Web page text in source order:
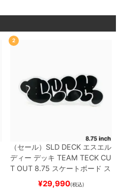
2
（セール） SLD DECK エスエル
ディー デッキ TEAM TECK CU
T OUT 8.75 スケートボード ス
¥29,990(税込)